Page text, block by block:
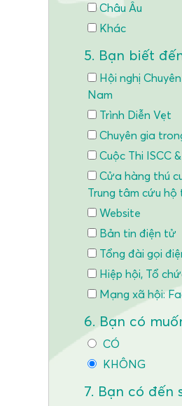
Châu Âu
Khác
5. Bạn biết
Hội nghị
Nam
Trình Diễn Vẹt
Chuyên gia
Cuộc Thi ISCC
Cửa hàng thú
Trung tâm cứu hộ
Website
Bản tin điện tử
Tổng đài gọi
Hiệp hội, Tổ
Mạng xã hội:
6. Bạn có
CÓ
KHÔNG
7. Bạn có đến